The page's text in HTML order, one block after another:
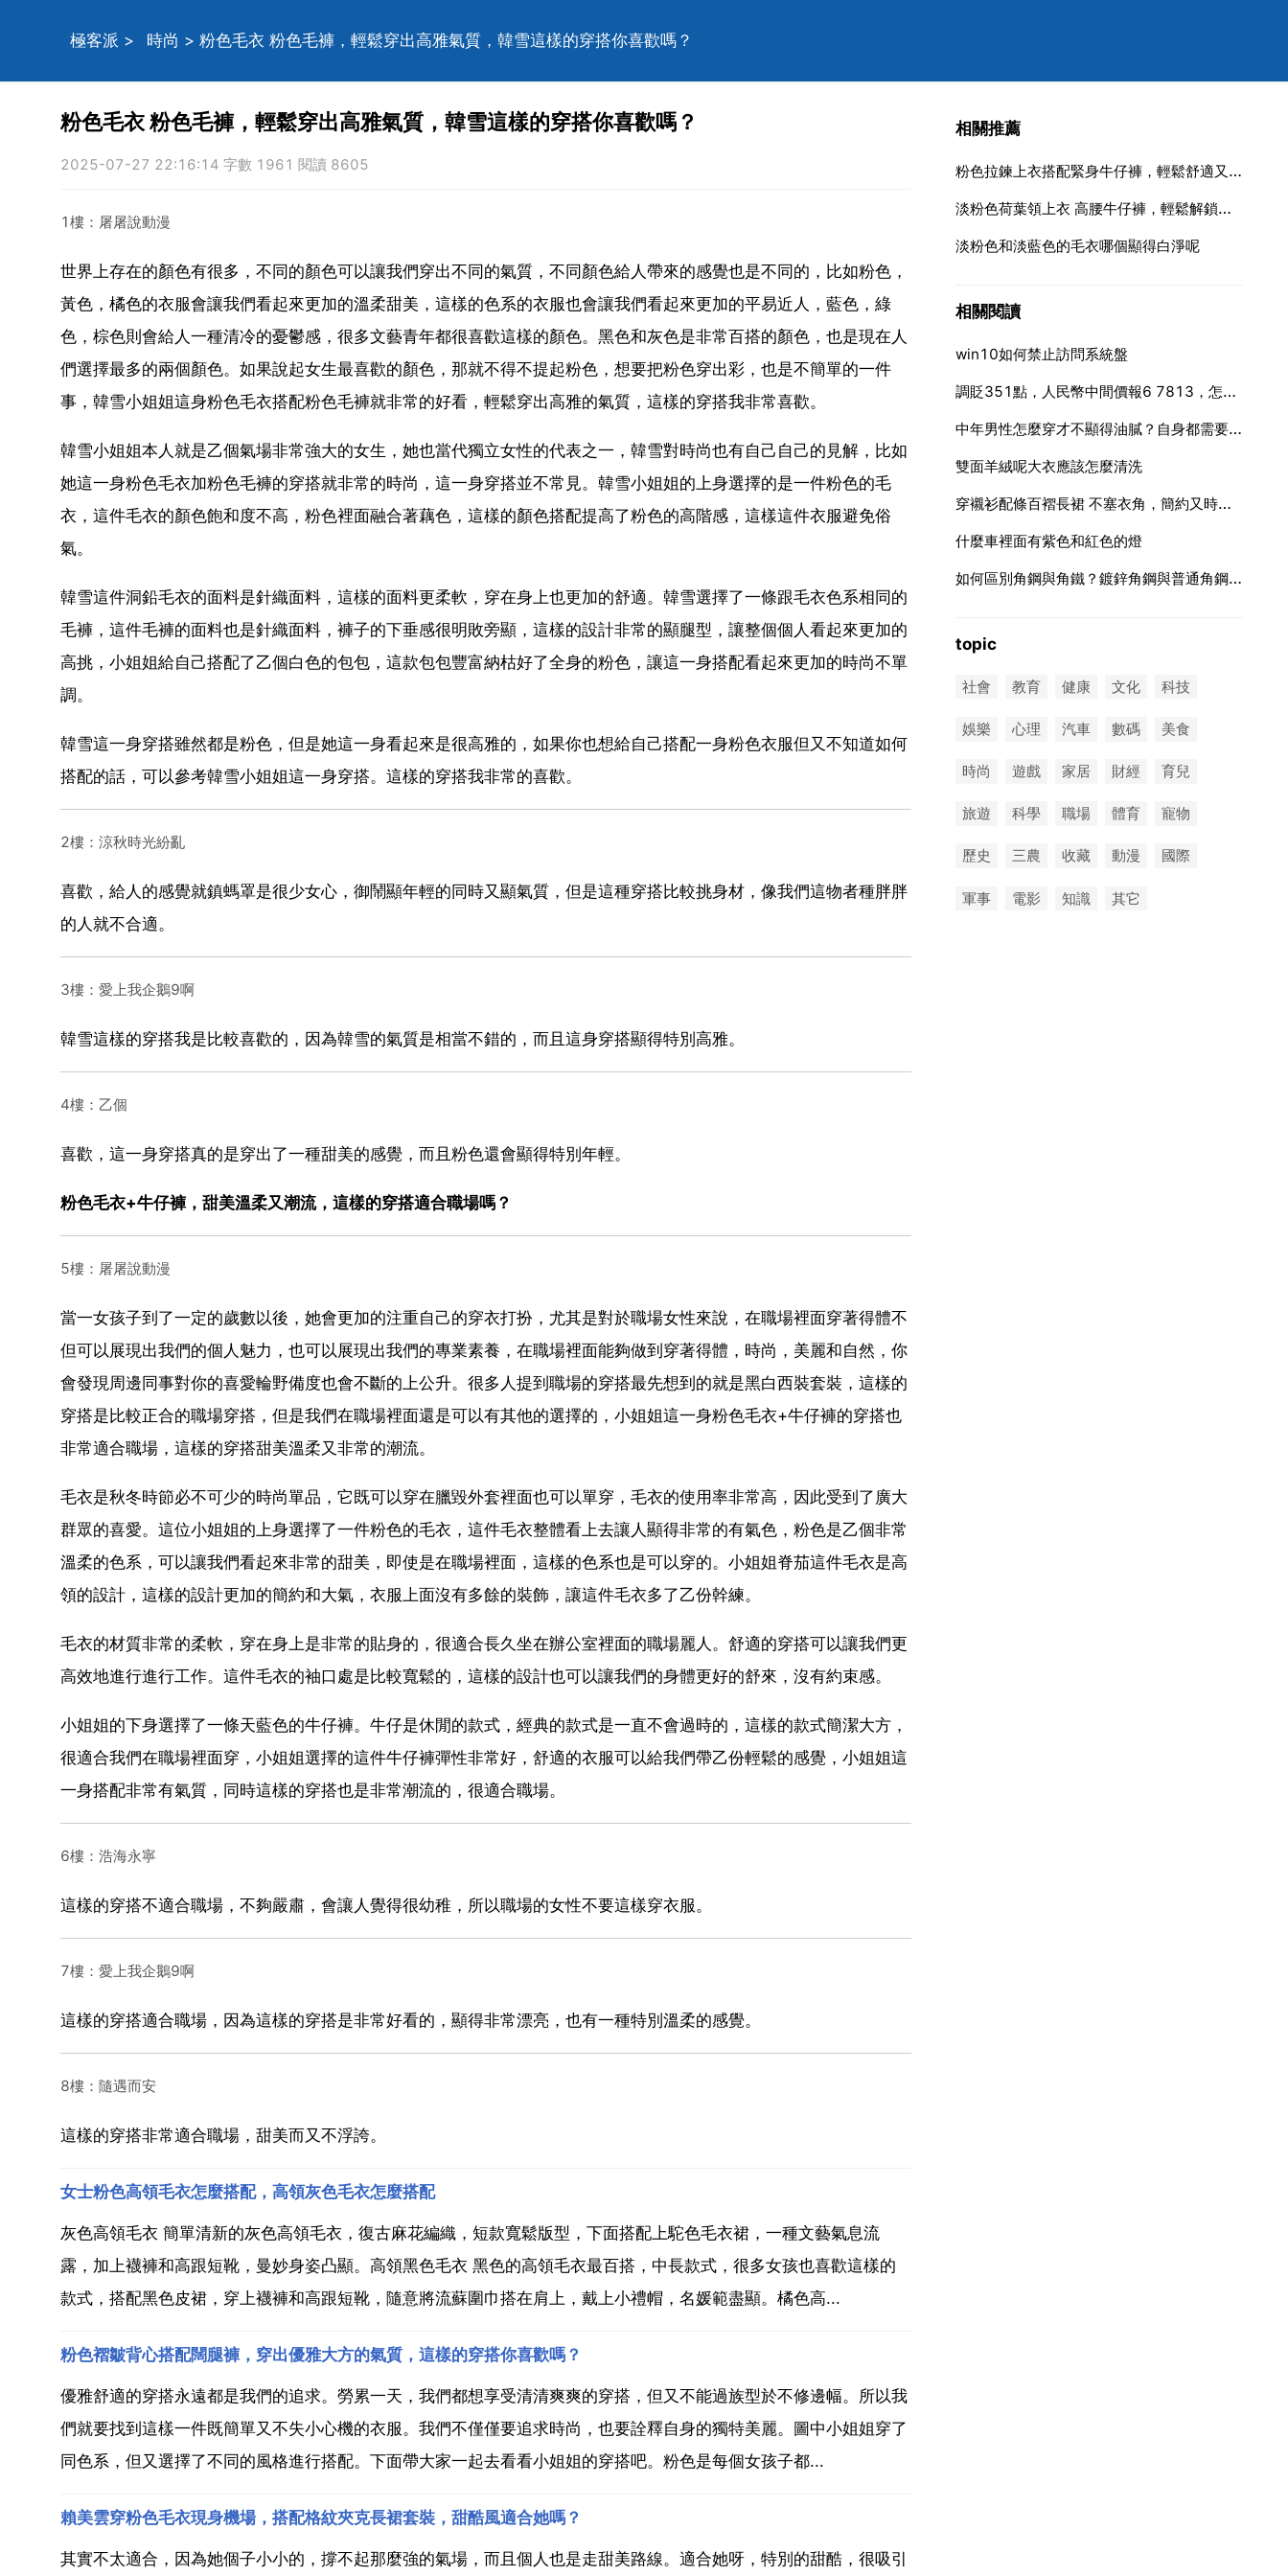
極客派 > 時尚 > 粉色毛衣 粉色毛褲，輕鬆穿出高雅氣質，韓雪這樣的穿搭你喜歡嗎？
粉色毛衣 粉色毛褲，輕鬆穿出高雅氣質，韓雪這樣的穿搭你喜歡嗎？
2025-07-27 22:16:14 字數 1961 閱讀 8605
1樓：屠屠說動漫
世界上存在的顏色有很多，不同的顏色可以讓我們穿出不同的氣質，不同顏色給人帶來的感覺也是不同的，比如粉色，
黃色，橘色的衣服會讓我們看起來更加的溫柔甜美，這樣的色系的衣服也會讓我們看起來更加的平易近人，藍色，綠
色，棕色則會給人一種清冷的憂鬱感，很多文藝青年都很喜歡這樣的顏色。黑色和灰色是非常百搭的顏色，也是現在人
們選擇最多的兩個顏色。如果說起女生最喜歡的顏色，那就不得不提起粉色，想要把粉色穿出彩，也是不簡單的一件
事，韓雪小姐姐這身粉色毛衣搭配粉色毛褲就非常的好看，輕鬆穿出高雅的氣質，這樣的穿搭我非常喜歡。
韓雪小姐姐本人就是乙個氣場非常強大的女生，她也當代獨立女性的代表之一，韓雪對時尚也有自己自己的見解，比如
她這一身粉色毛衣加粉色毛褲的穿搭就非常的時尚，這一身穿搭並不常見。韓雪小姐姐的上身選擇的是一件粉色的毛
衣，這件毛衣的顏色飽和度不高，粉色裡面融合著藕色，這樣的顏色搭配提高了粉色的高階感，這樣這件衣服避免俗
氣。
韓雪這件洞鉛毛衣的面料是針織面料，這樣的面料更柔軟，穿在身上也更加的舒適。韓雪選擇了一條跟毛衣色系相同的
毛褲，這件毛褲的面料也是針織面料，褲子的下垂感很明敗旁顯，這樣的設計非常的顯腿型，讓整個個人看起來更加的
高挑，小姐姐給自己搭配了乙個白色的包包，這款包包豐富納枯好了全身的粉色，讓這一身搭配看起來更加的時尚不單
調。
韓雪這一身穿搭雖然都是粉色，但是她這一身看起來是很高雅的，如果你也想給自己搭配一身粉色衣服但又不知道如何
搭配的話，可以參考韓雪小姐姐這一身穿搭。這樣的穿搭我非常的喜歡。
2樓：涼秋時光紛亂
喜歡，給人的感覺就鎮螞罩是很少女心，御鬧顯年輕的同時又顯氣質，但是這種穿搭比較挑身材，像我們這物者種胖胖
的人就不合適。
3樓：愛上我企鵝9啊
韓雪這樣的穿搭我是比較喜歡的，因為韓雪的氣質是相當不錯的，而且這身穿搭顯得特別高雅。
4樓：乙個
喜歡，這一身穿搭真的是穿出了一種甜美的感覺，而且粉色還會顯得特別年輕。
粉色毛衣+牛仔褲，甜美溫柔又潮流，這樣的穿搭適合職場嗎？
5樓：屠屠說動漫
當一女孩子到了一定的歲數以後，她會更加的注重自己的穿衣打扮，尤其是對於職場女性來說，在職場裡面穿著得體不
但可以展現出我們的個人魅力，也可以展現出我們的專業素養，在職場裡面能夠做到穿著得體，時尚，美麗和自然，你
會發現周邊同事對你的喜愛輪野備度也會不斷的上公升。很多人提到職場的穿搭最先想到的就是黑白西裝套裝，這樣的
穿搭是比較正合的職場穿搭，但是我們在職場裡面還是可以有其他的選擇的，小姐姐這一身粉色毛衣+牛仔褲的穿搭也
非常適合職場，這樣的穿搭甜美溫柔又非常的潮流。
毛衣是秋冬時節必不可少的時尚單品，它既可以穿在臘毀外套裡面也可以單穿，毛衣的使用率非常高，因此受到了廣大
群眾的喜愛。這位小姐姐的上身選擇了一件粉色的毛衣，這件毛衣整體看上去讓人顯得非常的有氣色，粉色是乙個非常
溫柔的色系，可以讓我們看起來非常的甜美，即使是在職場裡面，這樣的色系也是可以穿的。小姐姐脊茄這件毛衣是高
領的設計，這樣的設計更加的簡約和大氣，衣服上面沒有多餘的裝飾，讓這件毛衣多了乙份幹練。
毛衣的材質非常的柔軟，穿在身上是非常的貼身的，很適合長久坐在辦公室裡面的職場麗人。舒適的穿搭可以讓我們更
高效地進行進行工作。這件毛衣的袖口處是比較寬鬆的，這樣的設計也可以讓我們的身體更好的舒來，沒有約束感。
小姐姐的下身選擇了一條天藍色的牛仔褲。牛仔是休閒的款式，經典的款式是一直不會過時的，這樣的款式簡潔大方，
很適合我們在職場裡面穿，小姐姐選擇的這件牛仔褲彈性非常好，舒適的衣服可以給我們帶乙份輕鬆的感覺，小姐姐這
一身搭配非常有氣質，同時這樣的穿搭也是非常潮流的，很適合職場。
6樓：浩海永寧
這樣的穿搭不適合職場，不夠嚴肅，會讓人覺得很幼稚，所以職場的女性不要這樣穿衣服。
7樓：愛上我企鵝9啊
這樣的穿搭適合職場，因為這樣的穿搭是非常好看的，顯得非常漂亮，也有一種特別溫柔的感覺。
8樓：隨遇而安
這樣的穿搭非常適合職場，甜美而又不浮誇。
女士粉色高領毛衣怎麼搭配，高領灰色毛衣怎麼搭配
灰色高領毛衣 簡單清新的灰色高領毛衣，復古麻花編織，短款寬鬆版型，下面搭配上駝色毛衣裙，一種文藝氣息流
露，加上襪褲和高跟短靴，曼妙身姿凸顯。高領黑色毛衣 黑色的高領毛衣最百搭，中長款式，很多女孩也喜歡這樣的
款式，搭配黑色皮裙，穿上襪褲和高跟短靴，隨意將流蘇圍巾搭在肩上，戴上小禮帽，名媛範盡顯。橘色高...
粉色褶皺背心搭配闊腿褲，穿出優雅大方的氣質，這樣的穿搭你喜歡嗎？
優雅舒適的穿搭永遠都是我們的追求。勞累一天，我們都想享受清清爽爽的穿搭，但又不能過族型於不修邊幅。所以我
們就要找到這樣一件既簡單又不失小心機的衣服。我們不僅僅要追求時尚，也要詮釋自身的獨特美麗。圖中小姐姐穿了
同色系，但又選擇了不同的風格進行搭配。下面帶大家一起去看看小姐姐的穿搭吧。粉色是每個女孩子都...
賴美雲穿粉色毛衣現身機場，搭配格紋夾克長裙套裝，甜酷風適合她嗎？
其實不太適合，因為她個子小小的，撐不起那麼強的氣場，而且個人也是走甜美路線。適合她呀，特別的甜酷，很吸引
相關推薦
粉色拉鍊上衣搭配緊身牛仔褲，輕鬆舒適又百搭，你要不要來試一試呢？
淡粉色荷葉領上衣 高腰牛仔褲，輕鬆解鎖優雅浪漫的休閒穿搭，你喜歡嗎？
淡粉色和淡藍色的毛衣哪個顯得白淨呢
相關閱讀
win10如何禁止訪問系統盤
調貶351點，人民幣中間價報6 7813，怎麼判斷人民幣公升值還是貶值？
中年男性怎麼穿才不顯得油膩？自身都需要注意哪些
雙面羊絨呢大衣應該怎麼清洗
穿襯衫配條百褶長裙 不塞衣角，簡約又時髦，你怎麼看呢？
什麼車裡面有紫色和紅色的燈
如何區別角鋼與角鐵？鍍鋅角鋼與普通角鋼有什麼區別
topic
社會 教育 健康 文化 科技
娛樂 心理 汽車 數碼 美食
時尚 遊戲 家居 財經 育兒
旅遊 科學 職場 體育 寵物
歷史 三農 收藏 動漫 國際
軍事 電影 知識 其它